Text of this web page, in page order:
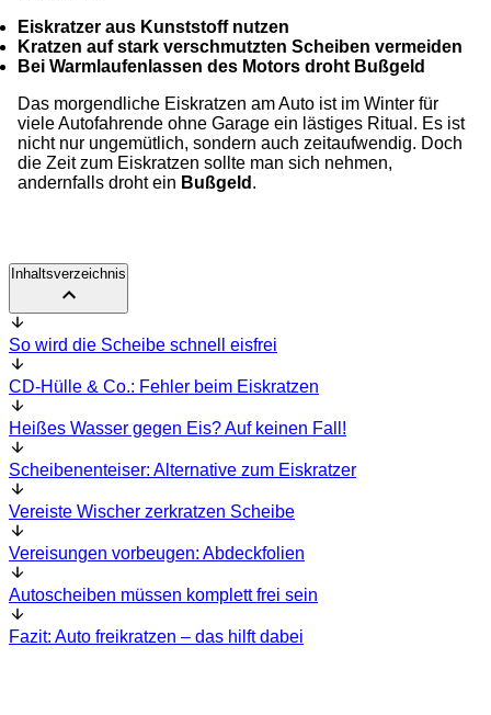
Eiskratzer aus Kunststoff nutzen
Kratzen auf stark verschmutzten Scheiben vermeiden
Bei Warmlaufenlassen des Motors droht Bußgeld
Das morgendliche Eiskratzen am Auto ist im Winter für
viele Autofahrende ohne Garage ein lästiges Ritual. Es ist
nicht nur ungemütlich, sondern auch zeitaufwendig. Doch
die Zeit zum Eiskratzen sollte man sich nehmen,
andernfalls droht ein Bußgeld .
Inhaltsverzeichnis
So wird die Scheibe schnell eisfrei
CD-Hülle & Co.: Fehler beim Eiskratzen
Heißes Wasser gegen Eis? Auf keinen Fall!
Scheibenenteiser: Alternative zum Eiskratzer
Vereiste Wischer zerkratzen Scheibe
Vereisungen vorbeugen: Abdeckfolien
Autoscheiben müssen komplett frei sein
Fazit: Auto freikratzen – das hilft dabei